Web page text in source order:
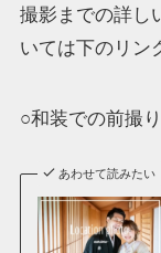
撮影までの詳し
いては下のリン
○和装での前撮
あわせて読みたい